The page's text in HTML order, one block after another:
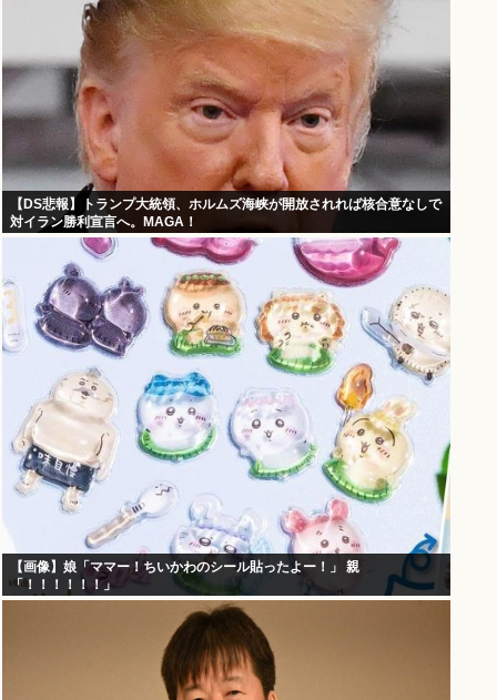
【DS悲報】トランプ大統領、ホルムズ海峡が開放されれば核合意なしで
対イラン勝利宣言へ。MAGA！
【画像】娘「ママー！ちいかわのシール貼ったよー！」 親
「！！！！！！」